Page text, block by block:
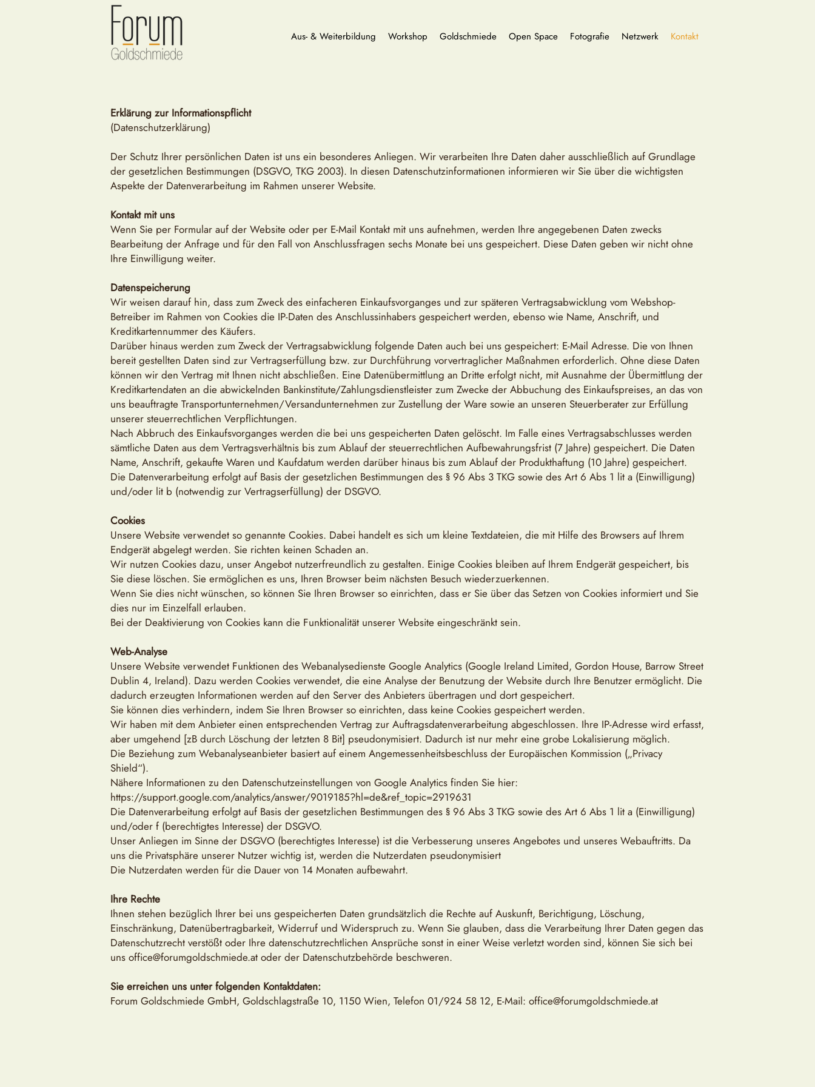
Aus- & Weiterbildung Workshop Goldschmiede Open Space Fotografie Netzwerk Kontakt
Erklärung zur Informationspflicht
(Datenschutzerklärung)
Der Schutz Ihrer persönlichen Daten ist uns ein besonderes Anliegen. Wir verarbeiten Ihre Daten daher ausschließlich auf Grundlage
der gesetzlichen Bestimmungen (DSGVO, TKG 2003). In diesen Datenschutzinformationen informieren wir Sie über die wichtigsten
Aspekte der Datenverarbeitung im Rahmen unserer Website.
Kontakt mit uns
Wenn Sie per Formular auf der Website oder per E-Mail Kontakt mit uns aufnehmen, werden Ihre angegebenen Daten zwecks
Bearbeitung der Anfrage und für den Fall von Anschlussfragen sechs Monate bei uns gespeichert. Diese Daten geben wir nicht ohne
Ihre Einwilligung weiter.
Datenspeicherung
Wir weisen darauf hin, dass zum Zweck des einfacheren Einkaufsvorganges und zur späteren Vertragsabwicklung vom Webshop-
Betreiber im Rahmen von Cookies die IP-Daten des Anschlussinhabers gespeichert werden, ebenso wie Name, Anschrift, und
Kreditkartennummer des Käufers.
Darüber hinaus werden zum Zweck der Vertragsabwicklung folgende Daten auch bei uns gespeichert: E-Mail Adresse. Die von Ihnen
bereit gestellten Daten sind zur Vertragserfüllung bzw. zur Durchführung vorvertraglicher Maßnahmen erforderlich. Ohne diese Daten
können wir den Vertrag mit Ihnen nicht abschließen. Eine Datenübermittlung an Dritte erfolgt nicht, mit Ausnahme der Übermittlung der
Kreditkartendaten an die abwickelnden Bankinstitute/Zahlungsdienstleister zum Zwecke der Abbuchung des Einkaufspreises, an das von
uns beauftragte Transportunternehmen/Versandunternehmen zur Zustellung der Ware sowie an unseren Steuerberater zur Erfüllung
unserer steuerrechtlichen Verpflichtungen.
Nach Abbruch des Einkaufsvorganges werden die bei uns gespeicherten Daten gelöscht. Im Falle eines Vertragsabschlusses werden
sämtliche Daten aus dem Vertragsverhältnis bis zum Ablauf der steuerrechtlichen Aufbewahrungsfrist (7 Jahre) gespeichert. Die Daten
Name, Anschrift, gekaufte Waren und Kaufdatum werden darüber hinaus bis zum Ablauf der Produkthaftung (10 Jahre) gespeichert.
Die Datenverarbeitung erfolgt auf Basis der gesetzlichen Bestimmungen des § 96 Abs 3 TKG sowie des Art 6 Abs 1 lit a (Einwilligung)
und/oder lit b (notwendig zur Vertragserfüllung) der DSGVO.
Cookies
Unsere Website verwendet so genannte Cookies. Dabei handelt es sich um kleine Textdateien, die mit Hilfe des Browsers auf Ihrem
Endgerät abgelegt werden. Sie richten keinen Schaden an.
Wir nutzen Cookies dazu, unser Angebot nutzerfreundlich zu gestalten. Einige Cookies bleiben auf Ihrem Endgerät gespeichert, bis
Sie diese löschen. Sie ermöglichen es uns, Ihren Browser beim nächsten Besuch wiederzuerkennen.
Wenn Sie dies nicht wünschen, so können Sie Ihren Browser so einrichten, dass er Sie über das Setzen von Cookies informiert und Sie
dies nur im Einzelfall erlauben.
Bei der Deaktivierung von Cookies kann die Funktionalität unserer Website eingeschränkt sein.
Web-Analyse
Unsere Website verwendet Funktionen des Webanalysedienste Google Analytics (Google Ireland Limited, Gordon House, Barrow Street
Dublin 4, Ireland). Dazu werden Cookies verwendet, die eine Analyse der Benutzung der Website durch Ihre Benutzer ermöglicht. Die
dadurch erzeugten Informationen werden auf den Server des Anbieters übertragen und dort gespeichert.
Sie können dies verhindern, indem Sie Ihren Browser so einrichten, dass keine Cookies gespeichert werden.
Wir haben mit dem Anbieter einen entsprechenden Vertrag zur Auftragsdatenverarbeitung abgeschlossen. Ihre IP-Adresse wird erfasst,
aber umgehend [zB durch Löschung der letzten 8 Bit] pseudonymisiert. Dadurch ist nur mehr eine grobe Lokalisierung möglich.
Die Beziehung zum Webanalyseanbieter basiert auf einem Angemessenheitsbeschluss der Europäischen Kommission („Privacy
Shield“).
Nähere Informationen zu den Datenschutzeinstellungen von Google Analytics finden Sie hier:
https://support.google.com/analytics/answer/9019185?hl=de&ref_topic=2919631
Die Datenverarbeitung erfolgt auf Basis der gesetzlichen Bestimmungen des § 96 Abs 3 TKG sowie des Art 6 Abs 1 lit a (Einwilligung)
und/oder f (berechtigtes Interesse) der DSGVO.
Unser Anliegen im Sinne der DSGVO (berechtigtes Interesse) ist die Verbesserung unseres Angebotes und unseres Webauftritts. Da
uns die Privatsphäre unserer Nutzer wichtig ist, werden die Nutzerdaten pseudonymisiert
Die Nutzerdaten werden für die Dauer von 14 Monaten aufbewahrt.
Ihre Rechte
Ihnen stehen bezüglich Ihrer bei uns gespeicherten Daten grundsätzlich die Rechte auf Auskunft, Berichtigung, Löschung,
Einschränkung, Datenübertragbarkeit, Widerruf und Widerspruch zu. Wenn Sie glauben, dass die Verarbeitung Ihrer Daten gegen das
Datenschutzrecht verstößt oder Ihre datenschutzrechtlichen Ansprüche sonst in einer Weise verletzt worden sind, können Sie sich bei
uns office@forumgoldschmiede.at oder der Datenschutzbehörde beschweren.
Sie erreichen uns unter folgenden Kontaktdaten:
Forum Goldschmiede GmbH, Goldschlagstraße 10, 1150 Wien, Telefon 01/924 58 12, E-Mail: office@forumgoldschmiede.at